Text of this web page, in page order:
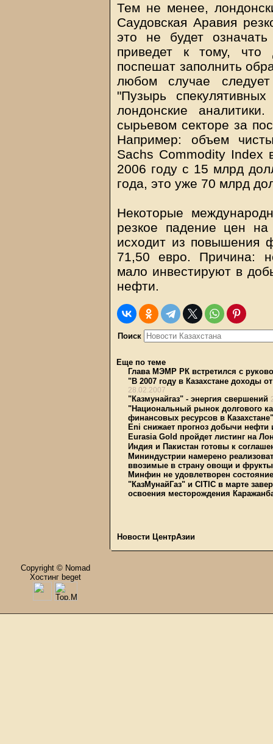
Тем не менее,
Саудовская Аравия
это не будет
приведет к тому, что
поспешат заполнить
любом случае
"Пузырь
лондонские
сырьевом секторе за
Например: объем
Sachs Commodity Index
2006 году с 15 млрд
года, это уже 70 млрд
Некоторые
резкое падение цен
исходит из повышения
71,50 евро. Причина:
мало инвестируют в
нефти.
Поиск
Еще по теме
Глава МЭМР РК встретился с
"В 2007 году в Казахстане доходы
28.02.2007
"Казмунайгаз" - энергия свершений
"Национальный рынок долгового
финансовых ресурсов в Казахстане"
Eni снижает прогноз добычи нефти
Eurasia Gold пройдет листинг на
Индия и Пакистан готовы к
Мининдустрии намерено
ввозимые в страну овощи и фрукты
Минфин не удовлетворен
"КазМунайГаз" и CITIC в марте
освоения месторождения
Новости ЦентрАзии
Copyright © Nomad
Хостинг beget